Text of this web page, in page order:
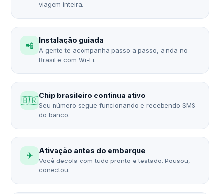
viagem inteira.
📲 Instalação guiada
A gente te acompanha passo a passo, ainda no
Brasil e com Wi-Fi.
🇧🇷Chip brasileiro continua ativo
Seu número segue funcionando e recebendo SMS
do banco.
✈️ Ativação antes do embarque
Você decola com tudo pronto e testado. Pousou,
conectou.